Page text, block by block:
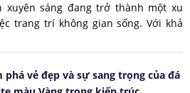
xuyên sáng đang trở thành một xu
trang trí không gian sống. Với khả
phá vẻ đẹp và sự sang trọng của đá